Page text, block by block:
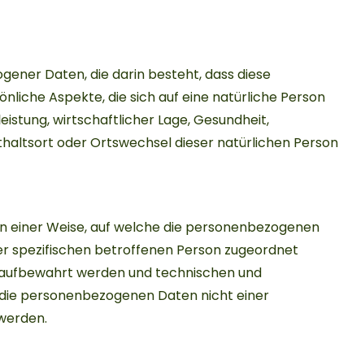
Daten, die darin besteht, dass diese
Aspekte, die sich auf eine natürliche Person
wirtschaftlicher Lage, Gesundheit,
oder Ortswechsel dieser natürlichen Person
Weise, auf welche die personenbezogenen
spezifischen betroffenen Person zugeordnet
werden und technischen und
personenbezogenen Daten nicht einer